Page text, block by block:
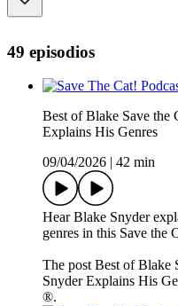
49 episodios
Best of Blake Save the
Explains His Genres
09/04/2026
42 min
Hear Blake Snyder
genres in this Save the
The post Best of Blake
Snyder Explains His
®.